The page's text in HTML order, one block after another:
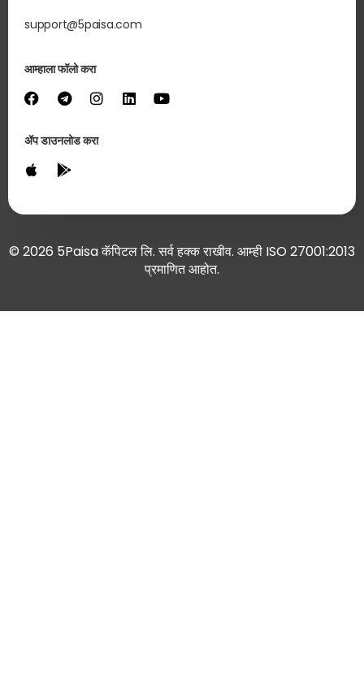
support@5paisa.com
आम्हाला फॉलो करा
ॲप डाउनलोड करा
© 2026 5Paisa कॅपिटल लि. सर्व हक्क राखीव. आम्ही ISO 27001:2013
प्रमाणित आहोत.